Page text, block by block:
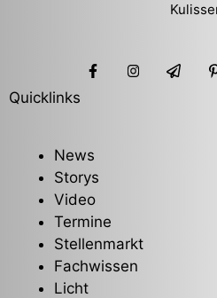
Quicklinks
News
Storys
Video
Termine
Stellenmarkt
Fachwissen
Licht